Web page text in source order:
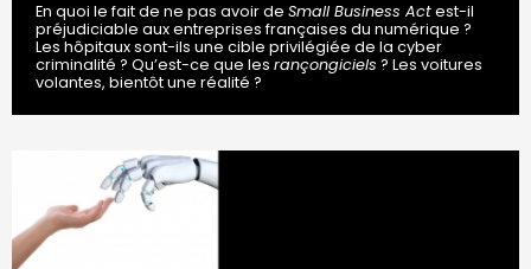
En quoi le fait de ne pas avoir de Small Business Actest-il
préjudiciable aux entreprises françaises du numérique ?
Les hôpitaux sont-ils une cible privilégiée de la cyber
criminalité ? Qu’est-ce que les rançongiciels ? Les voitures
volantes, bientôt une réalité ?